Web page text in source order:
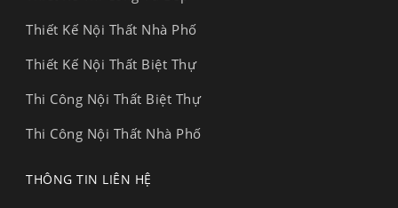
Thiết Kế Nội Thất Nhà Phố
Thiết Kế Nội Thất Biệt Thự
Thi Công Nội Thất Biệt Thự
Thi Công Nội Thất Nhà Phố
THÔNG TIN LIÊN HỆ